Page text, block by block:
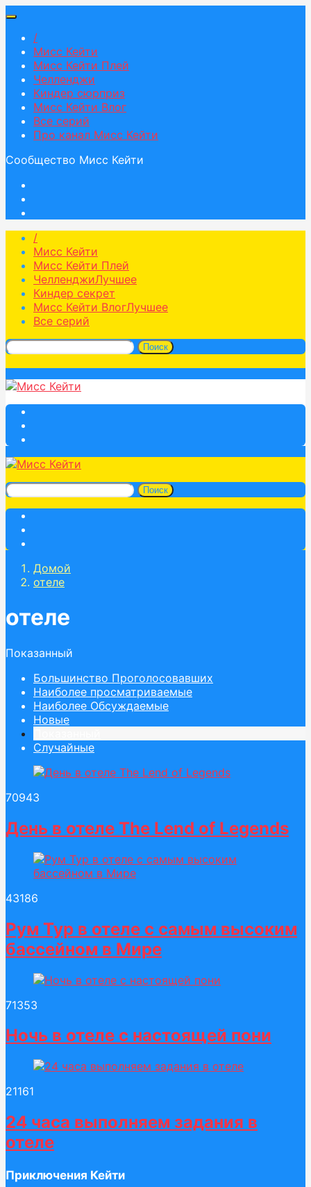
/
Мисс Кейти
Мисс Кейти Плей
Челленджи
Киндер сюрприз
Мисс Кейти Влог
Все серий
Про канал Мисс Кейти
Сообщество Мисс Кейти
/
Мисс Кейти
Мисс Кейти Плей
ЧелленджиЛучшее
Киндер секрет
Мисс Кейти ВлогЛучшее
Все серий
Поиск
Поиск
Домой
отеле
отеле
Показанный
Большинство Проголосовавших
Наиболее просматриваемые
Наиболее Обсуждаемые
Новые
Случайные
70943
День в отеле The Lend of Legends
43186
Рум Тур в отеле с самым высоким
бассейном в Мире
71353
Ночь в отеле с настоящей пони
21161
24 часа выполняем задания в
отеле
Приключения Кейти